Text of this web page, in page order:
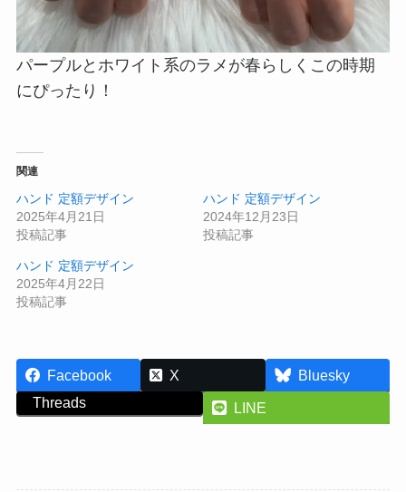
パープルとホワイト系のラメが春らしくこの時期
にぴったり！
関連
ハンド 定額デザイン
2025年4月21日
投稿記事
ハンド 定額デザイン
2024年12月23日
投稿記事
ハンド 定額デザイン
2025年4月22日
投稿記事
Facebook X
Bluesky
Threads
LINE